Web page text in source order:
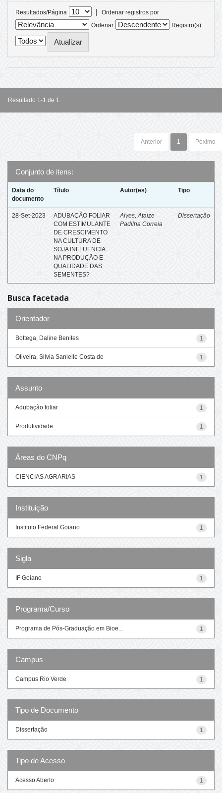
Resultados/Página |
Ordenar registros por
Ordenar
Registro(s)
Resultado 1-1 de 1.
Anterior 1 Póximo
Conjunto de itens:
Data do
documento
Título Autor(es) Tipo
28-Set-2023
ADUBAÇÃO FOLIAR
COM ESTIMULANTE
DE CRESCIMENTO
NA CULTURA DE
SOJA INFLUENCIA
NA PRODUÇÃO E
QUALIDADE DAS
SEMENTES?
Alves, Ataize
Padilha Correia
Dissertação
Busca facetada
Orientador
1
Bottega, Daline Benites
1
Oliveira, Silvia Sanielle Costa de
Assunto
1
Adubação foliar
1
Produtividade
Áreas do CNPq
1
CIENCIAS AGRARIAS
Instituição
1
Instituto Federal Goiano
Sigla
1
IF Goiano
Programa/Curso
1
Programa de Pós-Graduação em Bioe...
Campus
1
Campus Rio Verde
Tipo de Documento
1
Dissertação
Tipo de Acesso
1
Acesso Aberto